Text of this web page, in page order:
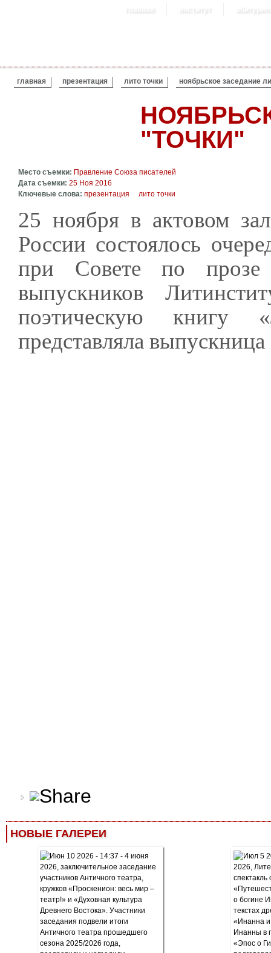
главная институт
ВЫ ЗДЕСЬ
главная презентация лито точки ноябрьское заседание
"ТОЧКИ"
Место съемки: Правление Союза писателей
Дата съемки: 25 Ноя 2016
Ключевые слова: презентация лито точки
25 ноября в актовом
России состоялось
при Совете по
выпускников
поэтическую книгу
представляла
НОВЫЕ ГАЛЕРЕИ